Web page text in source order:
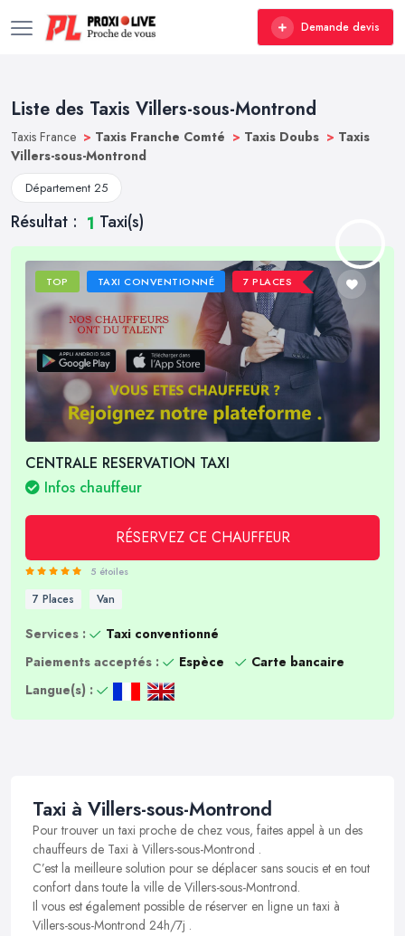
Demande devis
Liste des Taxis Villers-sous-Montrond
Taxis France > Taxis Franche Comté > Taxis Doubs > Taxis
Villers-sous-Montrond
Département 25
Résultat : 1 Taxi(s)
TOP TAXI CONVENTIONNÉ 7 PLACES
CENTRALE RESERVATION TAXI
Infos chauffeur
RÉSERVEZ CE CHAUFFEUR
5 étoiles
7 Places Van
Services :
Taxi conventionné
Paiements acceptés :
Espèce
Carte bancaire
Langue(s) :
Taxi à Villers-sous-Montrond
Pour trouver un taxi proche de chez vous, faites appel à un des
chauffeurs de Taxi à Villers-sous-Montrond .
C’est la meilleure solution pour se déplacer sans soucis et en tout
confort dans toute la ville de Villers-sous-Montrond.
Il vous est également possible de réserver en ligne un taxi à
Villers-sous-Montrond 24h/7j .